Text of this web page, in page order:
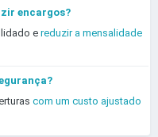
encargos?
e reduzir a mensalidade
com um custo ajustado